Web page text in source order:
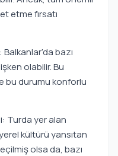
etme fırsatı
bazı
olabilir. Bu
bu durumu konforlu
Turda yer alan
kültürü yansıtan
olsa da, bazı